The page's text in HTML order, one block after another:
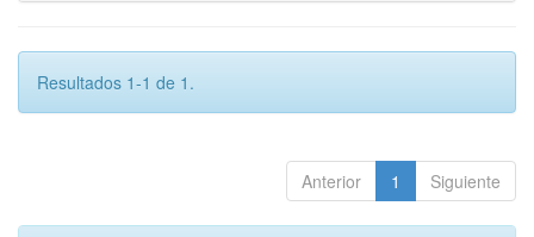
Resultados 1-1 de 1.
Anterior 1 Siguiente